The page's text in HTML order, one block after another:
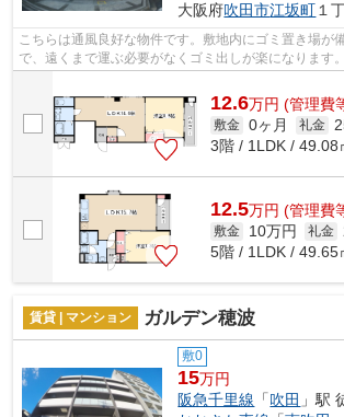
大阪府吹田市江坂町１
こちらは通風良好な物件です。敷地内にゴミ置き場が
で、遠くまで運ぶ必要がなくゴミ出しが楽になります
12.6万円 (管理費
敷金 0ヶ月 礼金
3階 / 1LDK / 49.08
12.5万円 (管理費
敷金 10万円 礼金
5階 / 1LDK / 49.65
賃貸 | マンション ガルデン穂波
敷0
15万円
阪急千里線 「吹田 」駅